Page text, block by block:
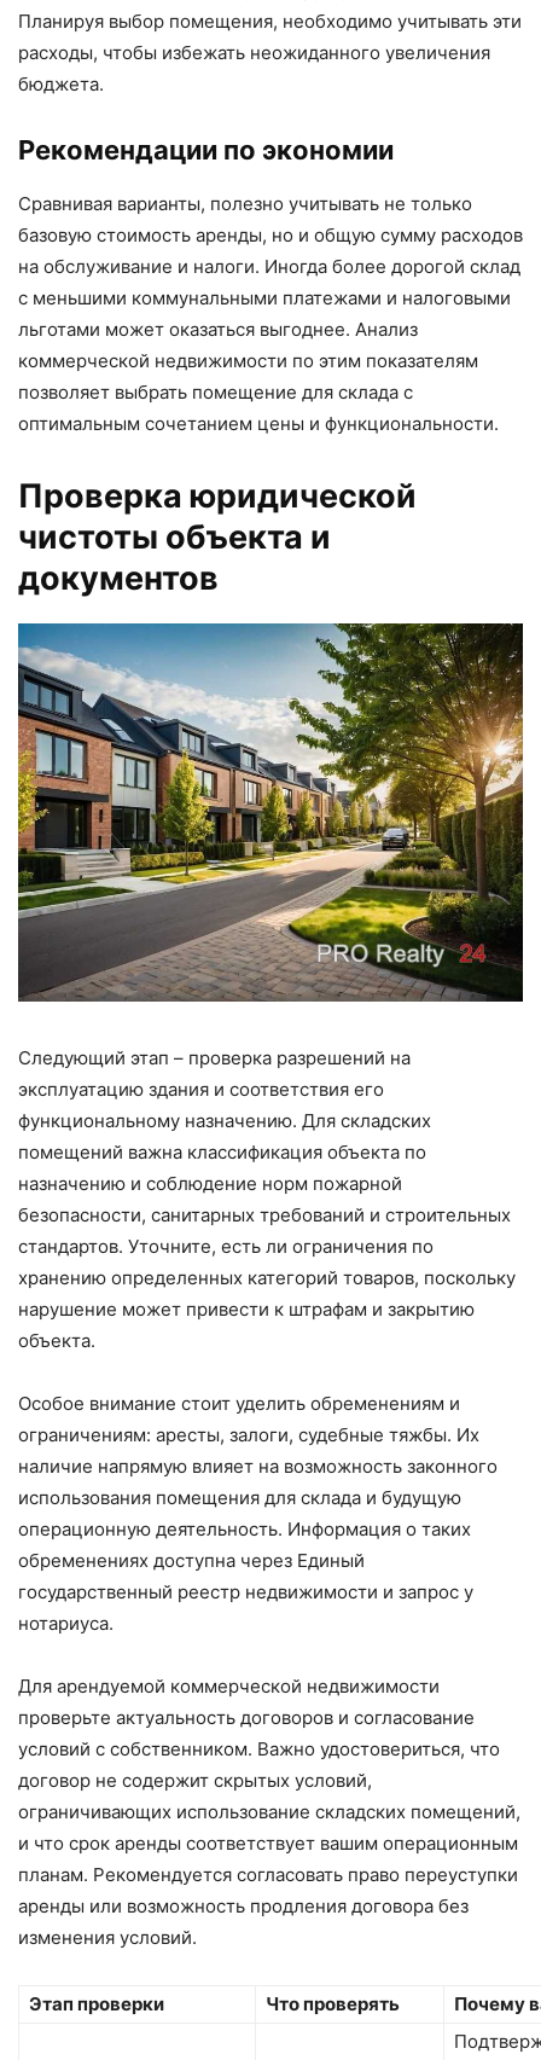
Планируя выбор помещения, необходимо учитывать эти
расходы, чтобы избежать неожиданного увеличения
бюджета.
Рекомендации по экономии
Сравнивая варианты, полезно учитывать не только
базовую стоимость аренды, но и общую сумму расходов
на обслуживание и налоги. Иногда более дорогой склад
с меньшими коммунальными платежами и налоговыми
льготами может оказаться выгоднее. Анализ
коммерческой недвижимости по этим показателям
позволяет выбрать помещение для склада с
оптимальным сочетанием цены и функциональности.
Проверка юридической
чистоты объекта и
документов
Следующий этап – проверка разрешений на
эксплуатацию здания и соответствия его
функциональному назначению. Для складских
помещений важна классификация объекта по
назначению и соблюдение норм пожарной
безопасности, санитарных требований и строительных
стандартов. Уточните, есть ли ограничения по
хранению определенных категорий товаров, поскольку
нарушение может привести к штрафам и закрытию
объекта.
Особое внимание стоит уделить обременениям и
ограничениям: аресты, залоги, судебные тяжбы. Их
наличие напрямую влияет на возможность законного
использования помещения для склада и будущую
операционную деятельность. Информация о таких
обременениях доступна через Единый
государственный реестр недвижимости и запрос у
нотариуса.
Для арендуемой коммерческой недвижимости
проверьте актуальность договоров и согласование
условий с собственником. Важно удостовериться, что
договор не содержит скрытых условий,
ограничивающих использование складских помещений,
и что срок аренды соответствует вашим операционным
планам. Рекомендуется согласовать право переуступки
аренды или возможность продления договора без
изменения условий.
Этап проверки Что проверять Почему